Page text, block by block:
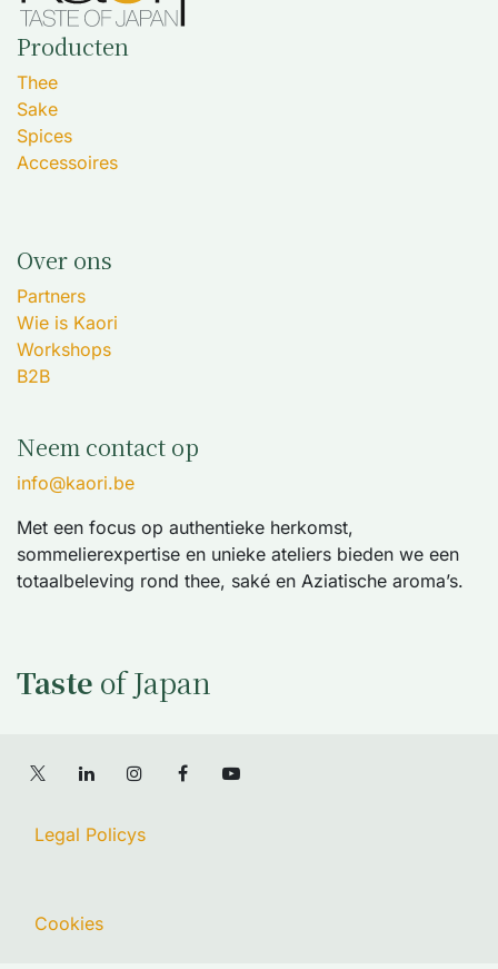
Producten
Thee
Sake
Spices
Accessoires
Over ons
Partners
Wie is Kaori
Workshops
B2B
Neem contact op
info@kaori.be
Met een focus op authentieke herkomst,
sommelierexpertise en unieke ateliers bieden we een
totaalbeleving rond thee, saké en Aziatische aroma’s.
Taste of Japan
Legal Policys
Cookies